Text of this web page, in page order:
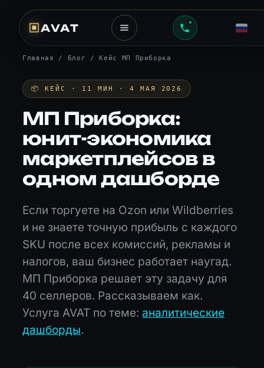
AVAT
Главная / Блог / Кейс МП Приборка
📦 КЕЙС · 11 МИН · 4 МАЯ 2026
МП Приборка:
юнит-экономика
маркетплейсов в
одном дашборде
Если торгуете на Ozon или Wildberries
и не знаете точную прибыль с каждого
SKU после всех комиссий, рекламы и
налогов, ваш бизнес работает наугад.
МП Приборка решает эту задачу для
40 селлеров. Рассказываем как.
Услуга AVAT по теме: аналитические
дашборды.